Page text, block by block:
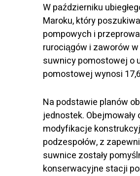
W październiku
Maroku, który
pompowych i
rurociągów i zaworów
suwnicy pomostowej o
pomostowej wynosi
Na podstawie planów
jednostek.
modyfikacje
podzespołów, z
suwnice zostały
konserwacyjne stacji